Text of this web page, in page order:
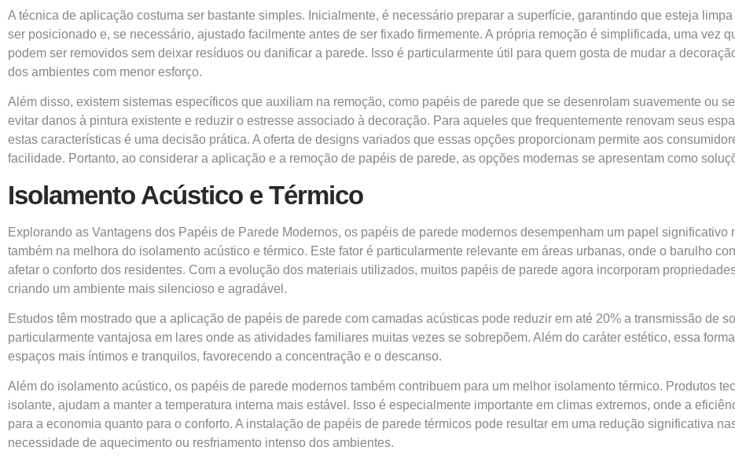
A técnica de aplicação costuma ser bastante simples. Inicialmente, é necessário preparar a superfície, garantindo que esteja
ser posicionado e, se necessário, ajustado facilmente antes de ser fixado firmemente. A própria remoção é simplificada, uma vez
podem ser removidos sem deixar resíduos ou danificar a parede. Isso é particularmente útil para quem gosta de mudar a
dos ambientes com menor esforço.
Além disso, existem sistemas específicos que auxiliam na remoção, como papéis de parede que se desenrolam suavemente ou
evitar danos à pintura existente e reduzir o estresse associado à decoração. Para aqueles que frequentemente renovam seus
estas características é uma decisão prática. A oferta de designs variados que essas opções proporcionam permite aos
facilidade. Portanto, ao considerar a aplicação e a remoção de papéis de parede, as opções modernas se apresentam como
Isolamento Acústico e Térmico
Explorando as Vantagens dos Papéis de Parede Modernos, os papéis de parede modernos desempenham um papel
também na melhora do isolamento acústico e térmico. Este fator é particularmente relevante em áreas urbanas, onde o barulho
afetar o conforto dos residentes. Com a evolução dos materiais utilizados, muitos papéis de parede agora incorporam
criando um ambiente mais silencioso e agradável.
Estudos têm mostrado que a aplicação de papéis de parede com camadas acústicas pode reduzir em até 20% a transmissão de
particularmente vantajosa em lares onde as atividades familiares muitas vezes se sobrepõem. Além do caráter estético, essa
espaços mais íntimos e tranquilos, favorecendo a concentração e o descanso.
Além do isolamento acústico, os papéis de parede modernos também contribuem para um melhor isolamento térmico. Produtos
isolante, ajudam a manter a temperatura interna mais estável. Isso é especialmente importante em climas extremos, onde a
para a economia quanto para o conforto. A instalação de papéis de parede térmicos pode resultar em uma redução significativa
necessidade de aquecimento ou resfriamento intenso dos ambientes.